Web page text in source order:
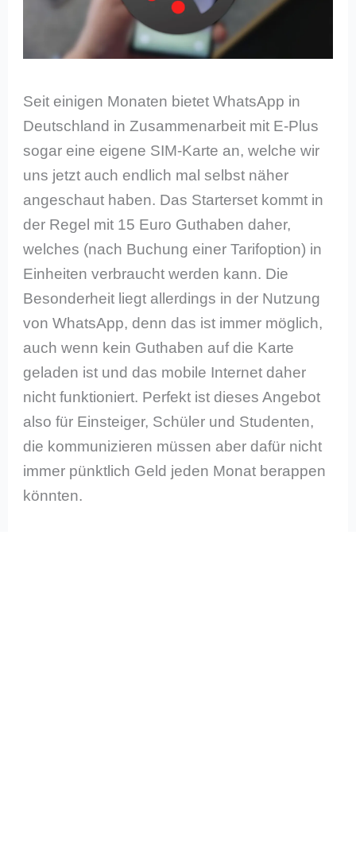
Seit einigen Monaten bietet WhatsApp in
Deutschland in Zusammenarbeit mit E-Plus
sogar eine eigene SIM-Karte an, welche wir
uns jetzt auch endlich mal selbst näher
angeschaut haben. Das Starterset kommt in
der Regel mit 15 Euro Guthaben daher,
welches (nach Buchung einer Tarifoption) in
Einheiten verbraucht werden kann. Die
Besonderheit liegt allerdings in der Nutzung
von WhatsApp, denn das ist immer möglich,
auch wenn kein Guthaben auf die Karte
geladen ist und das mobile Internet daher
nicht funktioniert. Perfekt ist dieses Angebot
also für Einsteiger, Schüler und Studenten,
die kommunizieren müssen aber dafür nicht
immer pünktlich Geld jeden Monat berappen
könnten.